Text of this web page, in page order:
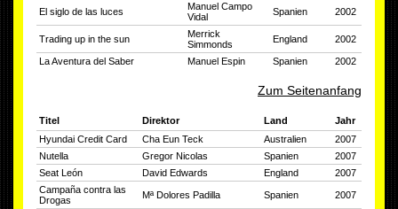
El siglo de las luces
Manuel Campo
Vidal
Spanien 2002
Trading up in the sun
Merrick
Simmonds
England 2002
La Aventura del Saber Manuel Espin Spanien 2002
Zum Seitenanfang
Titel Direktor Land
Jahr
Hyundai Credit Card
Cha Eun Teck Australien
2007
Nutella
Gregor Nicolas Spanien
2007
Seat León
David Edwards England
2007
Campaña contra las
Drogas
Mª Dolores Padilla Spanien 2007